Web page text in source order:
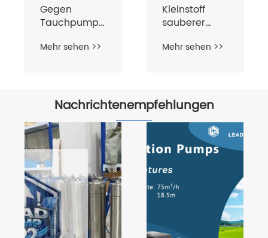
Gegen
Tauchpumpe
schmutziges
Mehr sehen >>
Kleinstoff
sauberer
Mehr sehen >>
Nachrichtenempfehlungen